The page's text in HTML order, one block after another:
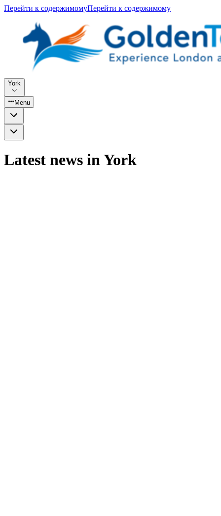
Перейти к содержимомуПерейти к содержимому
York
Menu
Latest news in York